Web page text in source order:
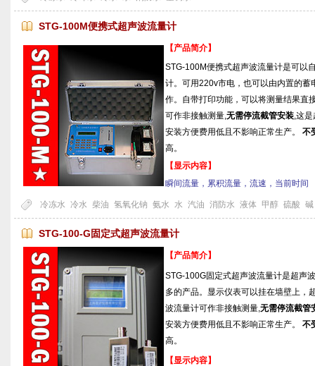
STG-100M便携式超声波流量计
【产品简介】
STG-100M便携式超声波流量计是可以
计。可用220v市电，也可以由内置的
作。自带打印功能，可以将测量结果直
可作非接触测量,无需停流截管安装,这
安装方便费用低且不影响正常生产。 不
高。
【显示内容】
瞬间流量，累积流量，流速，当前时间
冷冻水 冷水 柴油 氢氧化钠 氨水 水 汽油 消防水 液体 甲醇 硫酸 碱
STG-100-G固定式超声波流量计
【产品简介】
STG-100G固定式超声波流量计是超声
多的产品。显示仪表可以挂在墙壁上，
波流量计可作非接触测量,无需停流截管
安装方便费用低且不影响正常生产。 不
高。
【显示内容】